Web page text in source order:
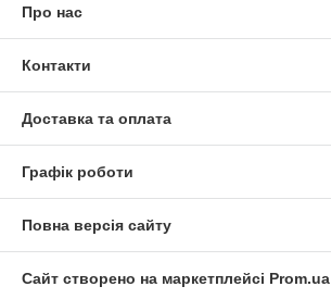
Про нас
Контакти
Доставка та оплата
Графік роботи
Повна версія сайту
Сайт створено на маркетплейсі Prom.ua